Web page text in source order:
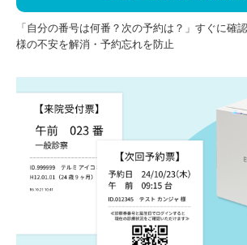
「自分の番号は何番？次の予約は？」すぐに確
様の不安を解消・予約忘れを防止